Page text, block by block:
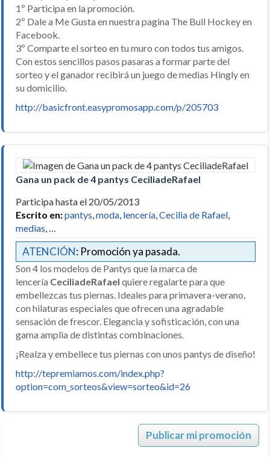
1º Participa en la promoción.
2º Dale a Me Gusta en nuestra pagina The Bull Hockey en
Facebook.
3º Comparte el sorteo en tu muro con todos tus amigos.
Con estos sencillos pasos pasaras a formar parte del
sorteo y el ganador recibirá un juego de medias Hingly en
su domicilio.
http://basicfront.easypromosapp.com/p/205703
Gana un pack de 4 pantys CeciliadeRafael
Participa hasta el 20/05/2013
Escrito en:pantys,moda, lencería,Cecilia de Rafael,
medias, …
ATENCIÓN: Promoción ya pasada.
Son 4 los modelos de Pantys que la marca de
lencería CeciliadeRafael quiere regalarte para que
embellezcas tus piernas. Ideales para primavera-verano,
con hilaturas especiales que ofrecen una agradable
sensación de frescor. Elegancia y sofisticación, con una
gama amplia de distintas combinaciones.
¡Realza y embellece tus piernas con unos pantys de diseño!
http://tepremiamos.com/index.php?
option=com_sorteos&view=sorteo&id=26
Publicar mi promoción